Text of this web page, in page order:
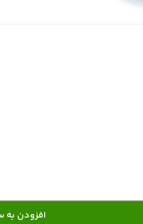
افزودن به